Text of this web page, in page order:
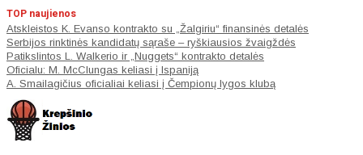
TOP naujienos
Atskleistos K. Evanso kontrakto su „Žalgiriu“ finansinės detalės
Serbijos rinktinės kandidatų sąraše – ryškiausios žvaigždės
Patikslintos L. Walkerio ir „Nuggets“ kontrakto detalės
Oficialu: M. McClungas keliasi į Ispaniją
A. Smailagičius oficialiai keliasi į Čempionų lygos klubą